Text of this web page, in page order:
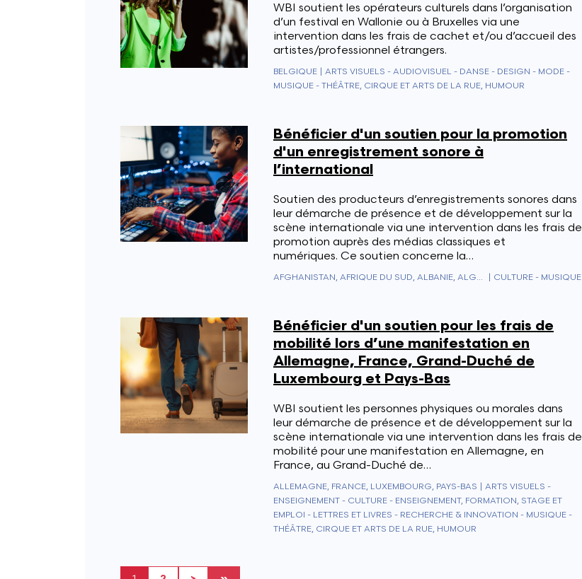
WBI soutient les opérateurs culturels dans l’organisation
d’un festival en Wallonie ou à Bruxelles via une
intervention dans les frais de cachet et/ou d’accueil des
artistes/professionnel étrangers.
BELGIQUE
ARTS VISUELS - AUDIOVISUEL - DANSE - DESIGN - MODE -
MUSIQUE - THÉÂTRE, CIRQUE ET ARTS DE LA RUE, HUMOUR
Bénéficier d'un soutien pour la promotion
d'un enregistrement sonore à
l’international
Soutien des producteurs d’enregistrements sonores dans
leur démarche de présence et de développement sur la
scène internationale via une intervention dans les frais de
promotion auprès des médias classiques et
numériques. Ce soutien concerne la…
AFGHANISTAN, AFRIQUE DU SUD, ALBANIE, ALGÉRIE, ALLEMAGNE, ANDORRE, ANGOLA, ANGUILLA, ANTARCTIQUE, ANTIGUA & BARBUDA, ANTILLES NÉERLANDAISES, ARABIE SAOUDITE, ARGENTINE, ARMÉNIE, ARUBA, AUSTRALIE, AUTRICHE, AZERBAÏDJAN, BAHAMAS, BAHREÏN, BANGLADESH, BARBADE, BELIZE, BÉNIN, BERMUDES, BHOUTAN, BIÉLORUSSIE, BOLIVIE, BOSNIE-HERZÉGOVINE, BOTSWANA, BRÉSIL, BRUNEI, BULGARIE, BURKINA FASO, BURUNDI, CAMBODGE, CAMEROUN, CANADA, CAP-VERT, CEUTA & MELILLA, CHILI, CHINE, CHYPRE, CITÉ DU VATICAN, COLOMBIE, COMORES, CONGO - BRAZZAVILLE, CONGO - KINSHASA, CORÉE DU NORD, CORÉE DU SUD, COSTA RICA, CÔTE D'IVOIRE, CROATIE, CUBA, CURAÇAO, DANEMARK, DIEGO GARCIA, DJIBOUTI, DOMINIQUE, ÉGYPTE, ÉMIRATS ARABES UNIS, ÉQUATEUR, ÉRYTHRÉE, ESPAGNE, ESTONIE, ESWATINI, ÉTATS-UNIS, ÉTHIOPIE, FIDJI, FINLANDE, FRANCE, GABON, GAMBIE, GÉORGIE, GÉORGIE DU SUD-ET-LES ÎLES SANDWICH DU SUD, GHANA, GIBRALTAR, GRÈCE, GRENADE, GROENLAND, GUADELOUPE, GUAM, GUATEMALA, GUERNESEY, GUINÉE, GUINÉE ÉQUATORIALE, GUINÉE-BISSAU, GUYANA, GUYANE FRANÇAISE, HAÏTI, HONDURAS, HONG KONG, HONGRIE, ÎLE BOUVET, ÎLE CHRISTMAS, ÎLE DE CLIPPERTON, ÎLE DE L'ASCENSION, ÎLE DE MAN, ÎLE NORFOLK, ÎLES ALAND, ÎLES CAÏMANS, ÎLES CANARIES, ÎLES COCOS (KEELING), ÎLES COOK, ÎLES ÉLOIGNÉES DES ÉTATS-UNIS, ÎLES FÉROÉ, ÎLES HEARD-ET-MACDONALD, ÎLES MALOUINES, ÎLES MARIANNES DU NORD, ÎLES MARSHALL, ÎLES PITCAIRN, ÎLES SALOMON, ÎLES TURQUES-ET-CAÏQUES, ÎLES VIERGES AMÉRICAINES, ÎLES VIERGES BRITANNIQUES, INDE, INDONÉSIE, IRAK, IRAN, IRLANDE, ISLANDE, ISRAËL, ITALIE, JAMAÏQUE, JAPON, JERSEY, JORDANIE, KAZAKHSTAN, KENYA, KIRGHIZISTAN, KIRIBATI, KOSOVO, KOWEÏT, LAOS, LESOTHO, LETTONIE, LIBAN, LIBÉRIA, LIECHTENSTEIN, LITUANIE, LUXEMBOURG, LYBIE, MACÉDOINE DU NORD, MADAGASCAR, MALAISIE, MALAWI, MALDIVES, MALI, MALTE, MAROC, MARTINIQUE, MAURICE, MAURITANIE, MAYOTTE, MEXIQUE, MICRONÉSIE, MOLDAVIE, MONACO, MONGOLIE, MONTÉNÉGRO, MONTSERRAT, MOZAMBIQUE, MYANMAR (BIRMANIE), NAMIBIE, NAURU, NÉPAL, NICARAGUA, NIGER, NIGERIA, NIUE, NORVÈGE, NOUVELLE-CALÉDONIE, NOUVELLE-ZÉLANDE, OCÉANIE ÉLOIGNÉE, OMAN, OUGANDA, OUZBÉKISTAN, PAKISTAN, PALAOS, PANAMA, PAPOUASIE-NOUVELLE-GUINÉE, PARAGUAY, PAYS-BAS, PAYS-BAS CARIBÉENS, PÉROU, PHILIPPINES, POLOGNE, POLYNÉSIE FRANÇAISE, PORTO RICO, PORTUGAL, QATAR, RÉGION ADMINISTRATIVE SPÉCIALE DE MACAO DE LA RÉPUBLIQUE POPULAIRE DE CHINE, RÉPUBLIQUE CENTRAFRICAINE, RÉPUBLIQUE DOMINICAINE, RÉUNION, ROUMANIE, ROYAUME-UNI, RUSSIE, RWANDA, SAHARA OCCIDENTAL, SAINT-CHRISTOPHE-ET-NIÉVÈS, SAINT-MARIN, SAINT-PIERRE-ET-MIQUELON, SAINT-VINCENT-ET-LES-GRENADINES, SAINTE-HÉLÈNE, SAINTE-LUCIE, SALVADOR, SAMOA, SAMOA AMÉRICAINES, SAO TOMÉ-ET-PRINCIPE, SÉNÉGAL, SERBIE, SEYCHELLES, SIERRA LEONE, SINGAPOUR, SINT MAARTEN, SLOVAQUIE, SLOVÉNIE, SOMALIE, SOUDAN, SOUDAN DU SUD, SRI LANKA, ST. BARTHÉLEMY, ST. MARTIN, SUÈDE, SUISSE, SURINAME, SVALBARD ET JAN MAYEN, SYRIE, TADJIKISTAN, TAÏWAN, TANZANIE, TCHAD, TCHÉQUIE, TERRES AUSTRALES FRANÇAISES, TERRITOIRE BRITANNIQUE DE L'OCÉAN INDIEN, TERRITOIRES PALESTINIENS, THAÏLANDE, TIMOR ORIENTAL, TOGO, TOKELAU, TONGA, TRINITÉ-ET-TOBAGO, TRISTAN DA CUNHA, TUNISIE, TÜRKIYE, TURKMÉNISTAN, TUVALU, UKRAINE, URUGUAY, VANUATU, VENEZUELA, VIETNAM, WALLIS-ET-FUTUNA, YÉMEN, ZAMBIE, ZIMBABWE CULTURE - MUSIQUE
Bénéficier d'un soutien pour les frais de
mobilité lors d’une manifestation en
Allemagne, France, Grand-Duché de
Luxembourg et Pays-Bas
WBI soutient les personnes physiques ou morales dans
leur démarche de présence et de développement sur la
scène internationale via une intervention dans les frais de
mobilité pour une manifestation en Allemagne, en
France, au Grand-Duché de…
ALLEMAGNE, FRANCE, LUXEMBOURG, PAYS-BAS
ARTS VISUELS -
ENSEIGNEMENT - CULTURE - ENSEIGNEMENT, FORMATION, STAGE ET
EMPLOI - LETTRES ET LIVRES - RECHERCHE & INNOVATION - MUSIQUE -
THÉÂTRE, CIRQUE ET ARTS DE LA RUE, HUMOUR